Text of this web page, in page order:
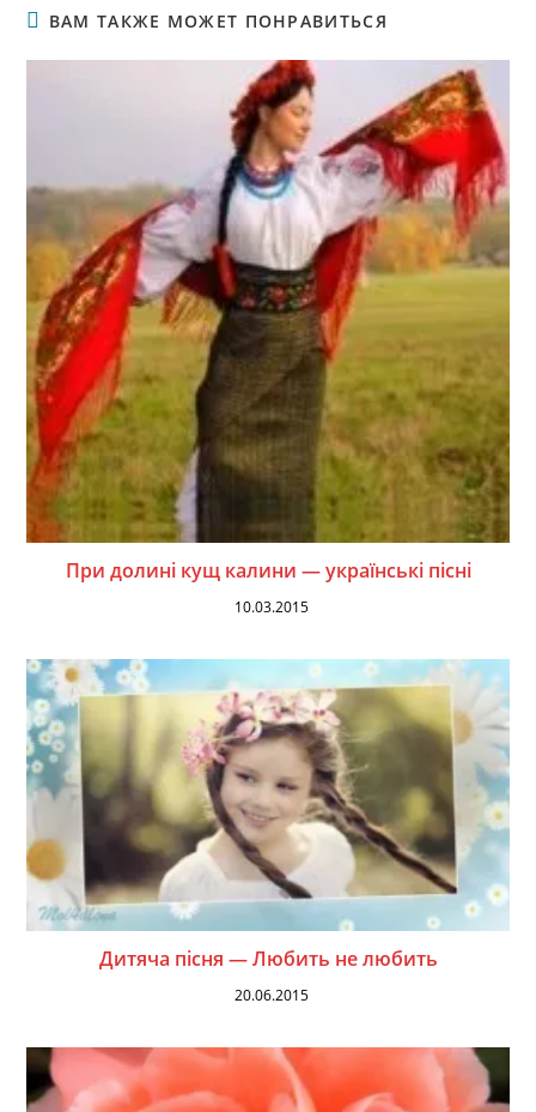
ВАМ ТАКЖЕ МОЖЕТ ПОНРАВИТЬСЯ
При долині кущ калини — українські пісні
10.03.2015
Дитяча пісня — Любить не любить
20.06.2015